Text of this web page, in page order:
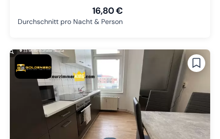
16,80 €
Durchschnitt pro Nacht & Person